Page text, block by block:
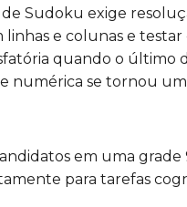
Sudoku exige
e colunas e
quando o último
numérica se tornou
em uma
para tarefas